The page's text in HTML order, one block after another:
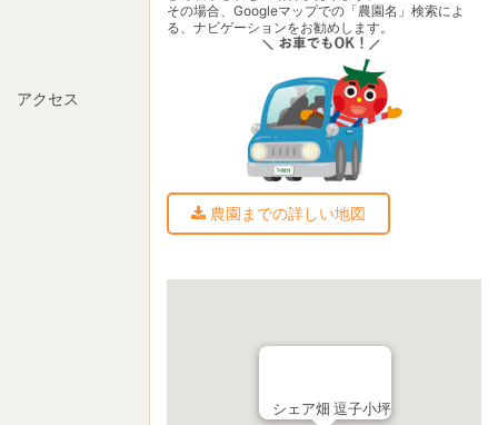
アクセス
その場合、Googleマップでの「農園名」検索によ
る、ナビゲーションをお勧めします。
農園までの詳しい地図
シェア畑 逗子小坪